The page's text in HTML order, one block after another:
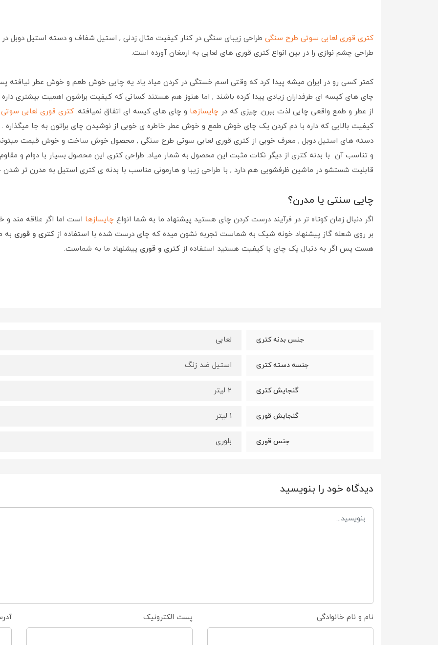
کتری قوری لعابی سوتی طرح سنگی طراحی زیبای سنگی در کنار کیفیت مثال زدنی , استیل شفاف و دسته استیل دوبل در
طراحی چشم نوازی را در بین انواع کتری قوری های لعابی به ارمغان آورده است.
کمتر کسی رو در ایران میشه پیدا کرد که وقتی اسم خستگی در کردن میاد یاد یه چایی خوش طعم و خوش عطر نیافته
چای های کیسه ای طرفداران زیادی پیدا کرده باشند , اما هنوز هم هستند کسانی که کیفیت براشون اهمیت بیشتری
از عطر و طمع واقعی چایی لذت ببرن. چیزی که در چایسازها و چای های کیسه ای اتفاق نمیافته. کتری قوری لعابی
کیفیت بالایی که داره با دم کردن یک چای خوش طمع و خوش عطر خاطره ی خوبی از نوشیدن چای براتون به جا
دسته های استیل دوبل , معرف خوبی از کتری قوری لعابی سوتی طرح سنگی , محصول خوش ساخت و خوش قیمت
و تناسب آن با بدنه کتری از دیگر نکات مثبت این محصول به شمار میاد. طراحی کتری این محصول بسیار با دوام و
قابلیت شستشو در ماشین ظرفشویی هم دارد , با طراحی زیبا و هارمونی مناسب با بدنه ی کتری استیل به مدرن تر
چایی سنتی یا مدرن؟
اگر دنبال زمان کوتاه تر در فرآیند درست کردن چای هستید پیشنهاد ما به شما انواع چایسازها است اما اگر علاقه مند و
بر روی شعله گاز پیشنهاد خونه شیک به شماست تجربه نشون میده که چای درست شده با استفاده از کتری و قوری به
هست پس اگر به دنبال یک چای با کیفیت هستید استفاده از کتری و قوری پیشنهاد ما به شماست.
جنس بدنه کتری لعابی
جنسه دسته کتری استیل ضد زنگ
گنجایش کتری 2 لیتر
گنجایش قوری 1 لیتر
جنس قوری بلوری
دیدگاه خود را بنویسید
نام و نام خانوادگی پست الکترونیک